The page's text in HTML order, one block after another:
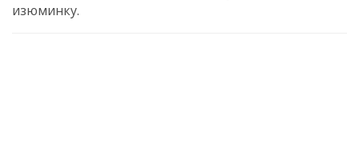
изюминку.